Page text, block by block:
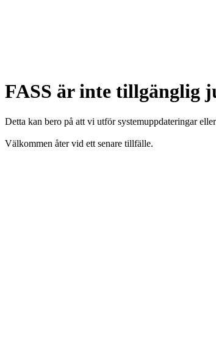
FASS är inte tillgänglig
Detta kan bero på att vi utför systemuppdateringar
Välkommen åter vid ett senare tillfälle.